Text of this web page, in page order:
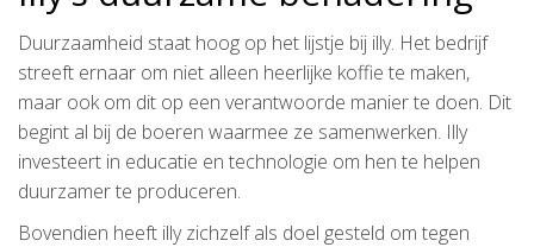
Duurzaamheid staat hoog op het lijstje bij illy. Het bedrijf
streeft ernaar om niet alleen heerlijke koffie te maken,
maar ook om dit op een verantwoorde manier te doen. Dit
begint al bij de boeren waarmee ze samenwerken. Illy
investeert in educatie en technologie om hen te helpen
duurzamer te produceren.
Bovendien heeft illy zichzelf als doel gesteld om tegen